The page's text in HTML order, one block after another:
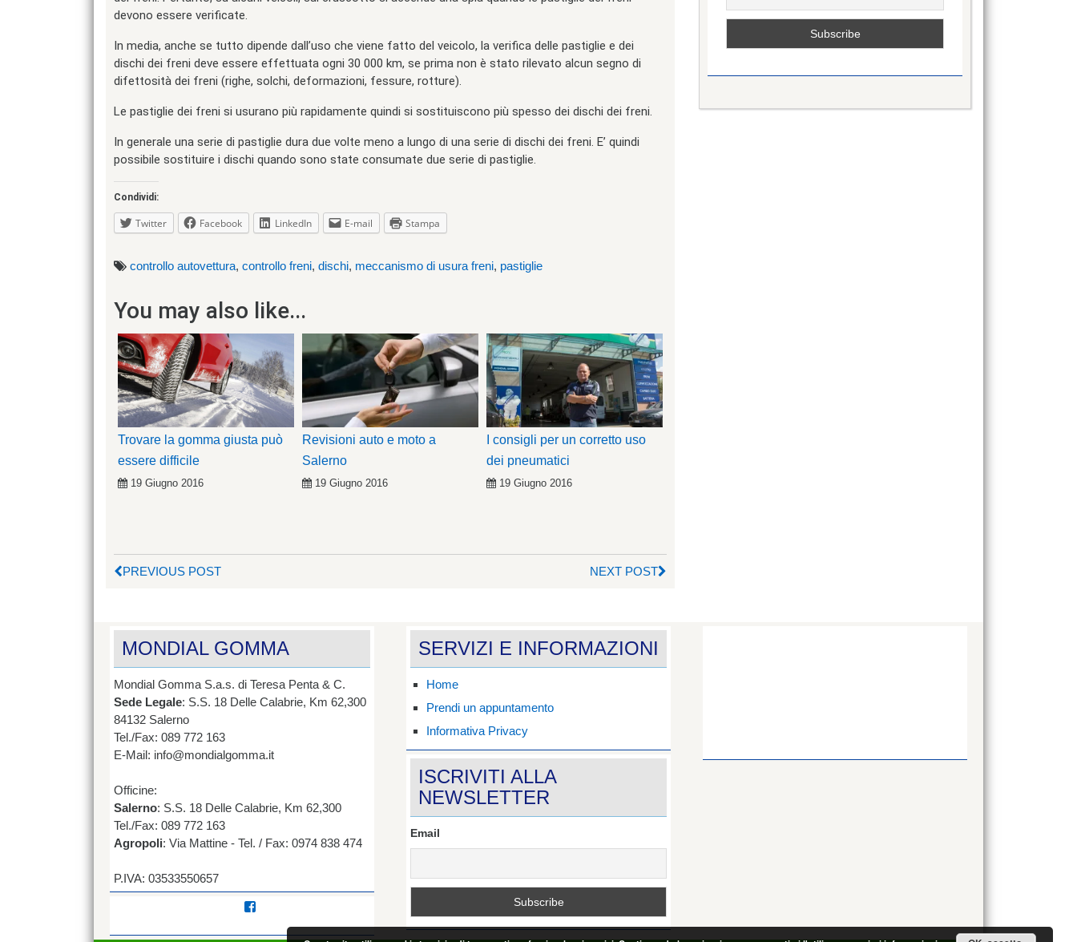
devono essere verificate.
In media, anche se tutto dipende dall’uso che viene fatto del veicolo, la verifica delle pastiglie e dei
dischi dei freni deve essere effettuata ogni 30 000 km, se prima non è stato rilevato alcun segno di
difettosità dei freni (righe, solchi, deformazioni, fessure, rotture).
Le pastiglie dei freni si usurano più rapidamente quindi si sostituiscono più spesso dei dischi dei freni.
In generale una serie di pastiglie dura due volte meno a lungo di una serie di dischi dei freni. E’ quindi
possibile sostituire i dischi quando sono state consumate due serie di pastiglie.
Condividi:
Twitter Facebook LinkedIn E-mail Stampa
controllo autovettura, controllo freni, dischi, meccanismo di usura freni, pastiglie
You may also like...
Trovare la gomma giusta può
essere difficile
19 Giugno 2016
Revisioni auto e moto a
Salerno
19 Giugno 2016
I consigli per un corretto uso
dei pneumatici
19 Giugno 2016
PREVIOUS POST NEXT POST
MONDIAL GOMMA
Mondial Gomma S.a.s. di Teresa Penta & C.
Sede Legale: S.S. 18 Delle Calabrie, Km 62,300
84132 Salerno
Tel./Fax: 089 772 163
E-Mail: info@mondialgomma.it
Officine:
Salerno: S.S. 18 Delle Calabrie, Km 62,300
Tel./Fax: 089 772 163
Agropoli: Via Mattine - Tel. / Fax: 0974 838 474
P.IVA: 03533550657
profilo
SERVIZI E INFORMAZIONI
Home
Prendi un appuntamento
Informativa Privacy
ISCRIVITI ALLA
NEWSLETTER
Email